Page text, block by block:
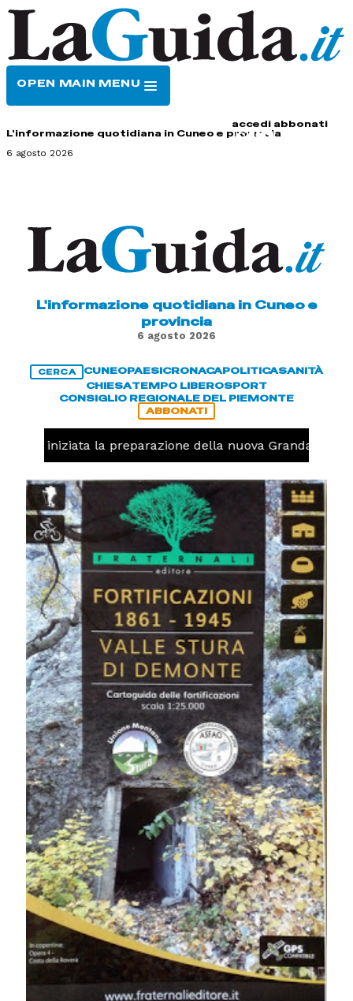
OPEN MAIN MENU
accedi abbonati
L'informazione quotidiana in Cuneo e provincia
6 agosto 2026
L'informazione quotidiana in Cuneo e
provincia
6 agosto 2026
CERCA CUNEOPAESICRONACAPOLITICASANITÀ
CHIESATEMPO LIBEROSPORT
CONSIGLIO REGIONALE DEL PIEMONTE
ABBONATI
iniziata la preparazione della nuova Granda Volley